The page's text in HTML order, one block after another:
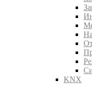
KNX